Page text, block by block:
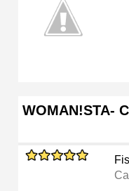
WOMAN!STA-